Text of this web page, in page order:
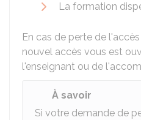
La formation
En cas de perte de
nouvel accès vous est
l'enseignant ou de
À savoir
Si votre demande de